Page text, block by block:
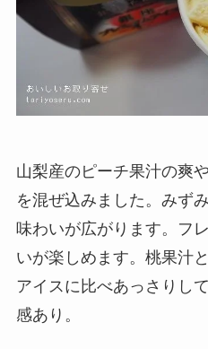
山梨産のピーチ果汁の爽
を混ぜ込みました。みず
味わいが広がります。フ
いが楽しめます。桃果汁
アイスに比べあっさりし
感あり。